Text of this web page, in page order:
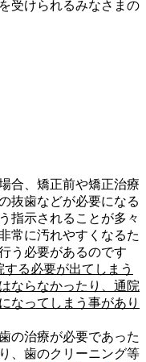
受けられるみなさまの
合、矯正前や矯正治療
抜歯などが必要になる
指示されることが多々
常に汚れやすくなるた
う必要があるのです
る必要が出てしまう
ならなかったり、通院
なってしまう事があり
の治療が必要であった
、歯のクリーニング等